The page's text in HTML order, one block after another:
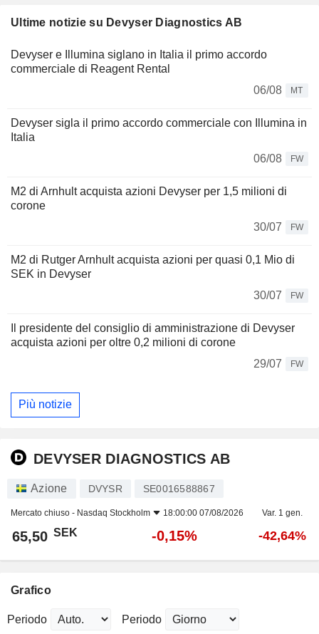
Ultime notizie su Devyser Diagnostics AB
Devyser e Illumina siglano in Italia il primo accordo
commerciale di Reagent Rental
06/08
MT
Devyser sigla il primo accordo commerciale con Illumina in
Italia
06/08
FW
M2 di Arnhult acquista azioni Devyser per 1,5 milioni di
corone
30/07
FW
M2 di Rutger Arnhult acquista azioni per quasi 0,1 Mio di
SEK in Devyser
30/07
FW
Il presidente del consiglio di amministrazione di Devyser
acquista azioni per oltre 0,2 milioni di corone
29/07
FW
Più notizie
DEVYSER DIAGNOSTICS AB
Azione DVYSR SE0016588867
Mercato chiuso - Nasdaq Stockholm 18:00:00 07/08/2026 Var. 1 gen.
65,50 SEK -0,15% -42,64%
Grafico
Periodo Periodo